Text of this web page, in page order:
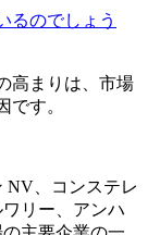
るのでしょう
高まりは、市場
です。
NV、コンステレ
リー、アンハ